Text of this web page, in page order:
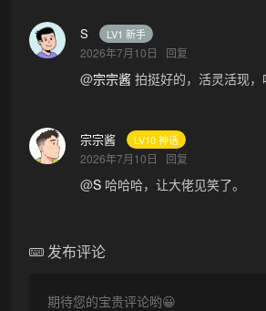
S LV1 新手
2026年7月10日 回复
@宗宗酱 拍挺好的，活灵活现，
宗宗酱 LV10 神话
2026年7月10日 回复
@S 哈哈哈，让大佬见笑了。
发布评论